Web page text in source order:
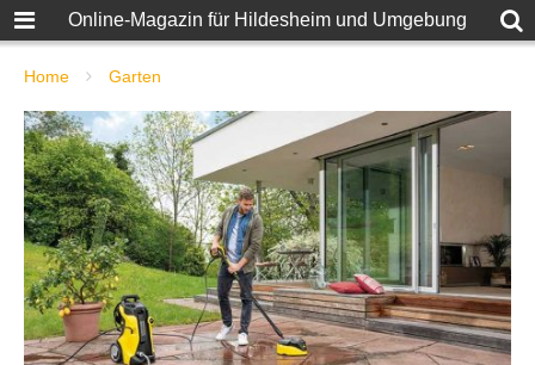
Online-Magazin für Hildesheim und Umgebung
Home Garten